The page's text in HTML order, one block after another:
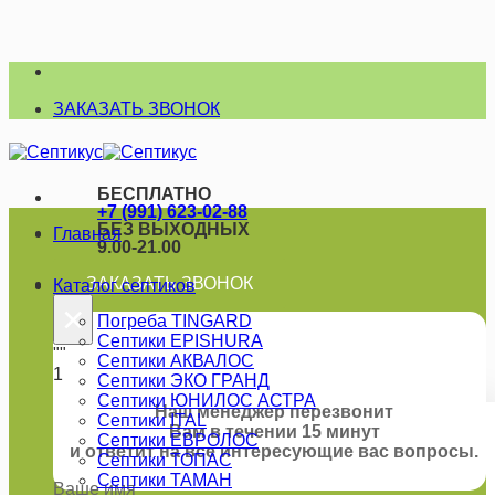
Skip
contentЗАКАЗАТЬ ЗВОНОК
БЕСПЛАТНО
+7 (991) 623-02-88
БЕЗ ВЫХОДНЫХ
9.00-21.00
ЗАКАЗАТЬ ЗВОНОК
×
""
1
Наш менеджер перезвонит
Вам в течении 15 минут
и ответит на все интересующие вас вопросы.
Ваше имя
Главная
Каталог септиков
Погреба TINGARD
Септики EPISHURA
Септики АКВАЛОС
Септики ЭКО ГРАНД
Септики ЮНИЛОС АСТРА
Септики ITAL
Септики ЕВРОЛОС
Септики ТОПАС
Септики ТАМАН